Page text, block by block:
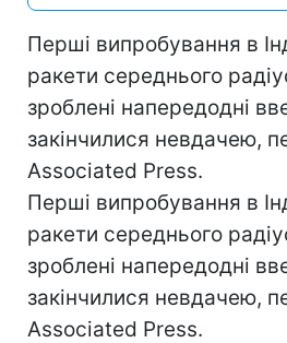
Перші випробування в
ракети середнього
зроблені напередодні
закінчилися невдачею,
Associated Press.
Перші випробування в
ракети середнього
зроблені напередодні
закінчилися невдачею,
Associated Press.